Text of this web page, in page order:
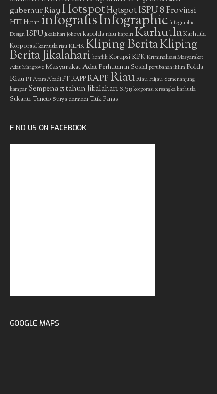
gubernur RiauHotspotHotspot ISPU 8 Provinsi
HTIHutan infografisInfographic Infographic
Design ISPU Jikalahari jokowi kapolda riau kapolri KarhutlaKarhutla
Korporasikarhutla riauKLHKKliping BeritaKliping
Berita Jikalahari konflik Korupsi KPKKriminalisasi Masyarakat
Adat Mangrove Masyarakat AdatPerhutanan Sosial perubahan iklim Polda
Riau PT Arara Abadi PT RAPPRAPPRiauRiau Hijau Semenanjung
kampar Sempena 15 tahun Jikalahari SP3 15 korporasi tersangka karhutla
Sukanto Tanoto Surya darmadiTitik Panas
FIND US ON FACEBOOK
GOOGLE MAPS